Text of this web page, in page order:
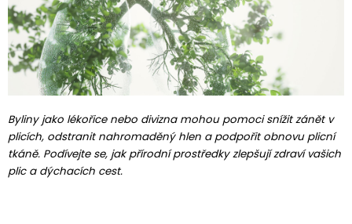
Byliny jako lékořice nebo divizna mohou pomoci snížit zánět v
plicích, odstranit nahromaděný hlen a podpořit obnovu plicní
tkáně. Podívejte se, jak přírodní prostředky zlepšují zdraví vašich
plic a dýchacích cest.